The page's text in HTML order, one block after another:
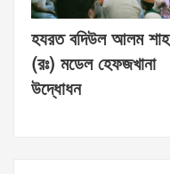
হযরত বদিউল আলম শাহ
(রঃ) মডেল হেফজখানা
উদ্ধোধন